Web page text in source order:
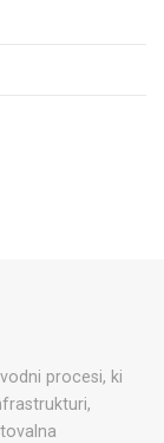
procesi, ki